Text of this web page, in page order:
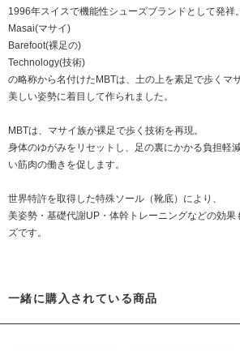
1996年スイスで機能性シューズブランドとして発祥。
Masai(マサイ)
Barefoot(裸足の)
Technology(技術)
の略称から名付けたMBTは、土の上を素足で歩くマ
美しい姿勢に着目して作られました。
MBTは、マサイ族が裸足で歩く技術を再現。
身体のゆがみをリセットし、足の裏にかかる負担軽
い筋肉の働きを促します。
世界特許を取得した特殊ソール（靴底）により、
美姿勢・基礎代謝UP・体幹トレーニングなどの効果
ズです。
一緒に購入されている商品